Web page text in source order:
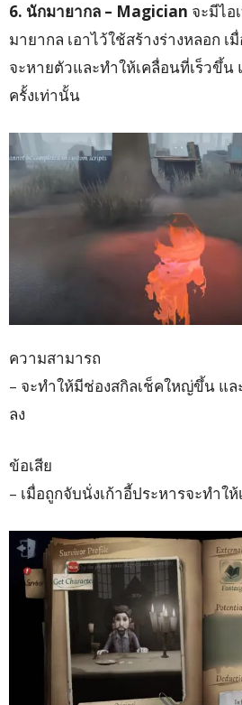
6. นักมายากล – Magician จะมีไอ
มายากล เอาไว้ใช้สร้างร่างหลอก เ
จะหายตัวและทำให้เคลื่อนที่เร็วขึ้น
ครั้งเท่านั้น
ความสามารถ
– จะทำให้มีช่องสกิลเช็คใหญ่ขึ้น แล
ลง
ข้อเสีย
– เมื่อถูกจับนั่งเก้าอี้ประหารจะทำใ